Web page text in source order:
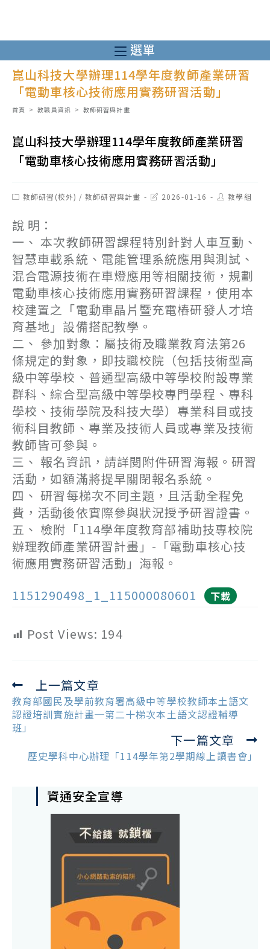
至
主
選單
崑山科技大學辦理114學年度教師產業研習
「電動車核心技術應用實務研習活動」
首頁 > 教職員資訊 > 教師研習與計畫
崑山科技大學辦理114學年度教師產業研習
「電動車核心技術應用實務研習活動」
Post教師研習(校外) / 教師研習與計畫
Post2026-01-16
Post教學組
說 明：
一、 本次教師研習課程特別針對人車互動、
智慧車載系統、電能管理系統應用與測試、
混合電源技術在車燈應用等相關技術，規劃
電動車核心技術應用實務研習課程，使用本
校建置之「電動車晶片暨充電樁研發人才培
育基地」設備搭配教學。
二、 參加對象：屬技術及職業教育法第26
條規定的對象，即技職校院（包括技術型高
級中等學校、普通型高級中等學校附設專業
群科、綜合型高級中等學校專門學程、專科
學校、技術學院及科技大學）專業科目或技
術科目教師、專業及技術人員或專業及技術
教師皆可參與。
三、 報名資訊，請詳閱附件研習海報。研習
活動，如額滿將提早關閉報名系統。
四、 研習每梯次不同主題，且活動全程免
費，活動後依實際參與狀況授予研習證書。
五、 檢附「114學年度教育部補助技專校院
辦理教師產業研習計畫」-「電動車核心技
術應用實務研習活動」海報。
1151290498_1_115000080601
下載
Post Views: 194
Read
more
articles
上一篇文章
教育部國民及學前教育署高級中等學校教師本土語文
認證培訓實施計畫─第二十梯次本土語文認證輔導
班」
下一篇文章
歷史學科中心辦理「114學年第2學期線上讀書會」
資通安全宣導